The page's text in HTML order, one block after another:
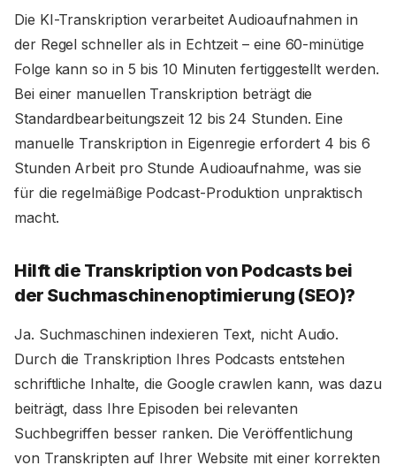
Die KI-Transkription verarbeitet Audioaufnahmen in
der Regel schneller als in Echtzeit – eine 60-minütige
Folge kann so in 5 bis 10 Minuten fertiggestellt werden.
Bei einer manuellen Transkription beträgt die
Standardbearbeitungszeit 12 bis 24 Stunden. Eine
manuelle Transkription in Eigenregie erfordert 4 bis 6
Stunden Arbeit pro Stunde Audioaufnahme, was sie
für die regelmäßige Podcast-Produktion unpraktisch
macht.
Hilft die Transkription von Podcasts bei
der Suchmaschinenoptimierung (SEO)?
Ja. Suchmaschinen indexieren Text, nicht Audio.
Durch die Transkription Ihres Podcasts entstehen
schriftliche Inhalte, die Google crawlen kann, was dazu
beiträgt, dass Ihre Episoden bei relevanten
Suchbegriffen besser ranken. Die Veröffentlichung
von Transkripten auf Ihrer Website mit einer korrekten